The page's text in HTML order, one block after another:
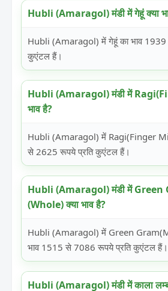
Hubli (Amaragol) मंडी में गेहूं क्या
Hubli (Amaragol) में गेहूं का भाव
कुएंटल हैं।
Hubli (Amaragol) मंडी में
भाव है?
Hubli (Amaragol) में Ragi(Finger
से 2625 रूपये प्रति कुएंटल हैं।
Hubli (Amaragol) मंडी में
(Whole) क्या भाव है?
Hubli (Amaragol) में Green
भाव 1515 से 7086 रूपये प्रति कुएंटल हैं।
Hubli (Amaragol) मंडी में काला